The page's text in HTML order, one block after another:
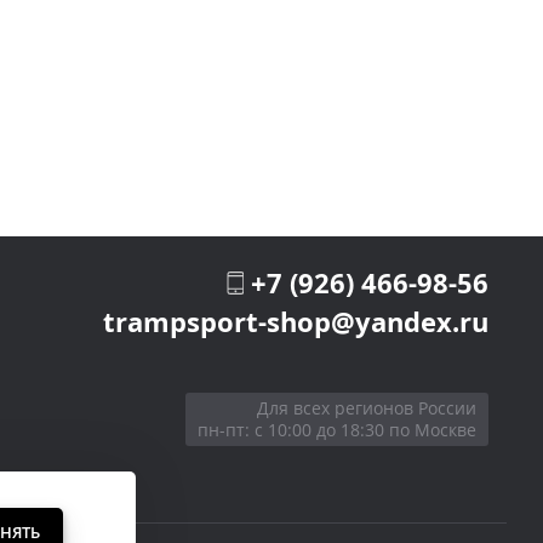
+7 (926) 466-98-56
trampsport-shop@yandex.ru
Для всех регионов России
пн-пт: с 10:00 до 18:30 по Москве